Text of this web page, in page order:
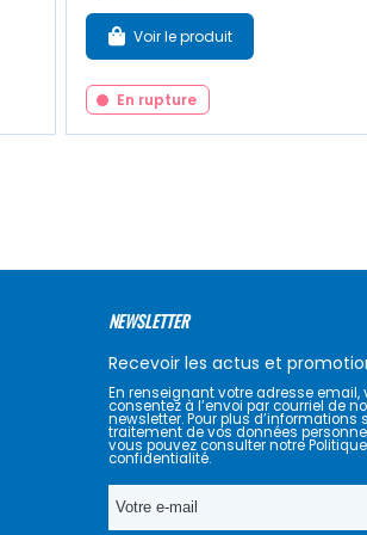
Voir le produit
En rupture
NEWSLETTER
Recevoir les actus et
En renseignant votre adresse email,
consentez à l’envoi par courriel de
newsletter. Pour plus d’informations
traitement de vos données
vous pouvez consulter notre
confidentialité.